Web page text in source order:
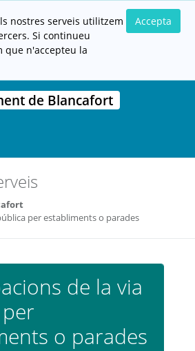
nostres serveis utilitzem
Si continueu
que n'accepteu la
Accepta
de Blancafort
per establiments o parades
de la via
o parades